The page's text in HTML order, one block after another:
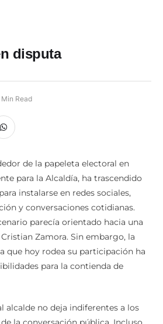
disputa
Min Read
de la papeleta electoral en
para la Alcaldía, ha trascendido
instalarse en redes sociales,
y conversaciones cotidianas.
parecía orientado hacia una
Zamora. Sin embargo, la
que hoy rodea su participación ha
para la contienda de
alcalde no deja indiferentes a los